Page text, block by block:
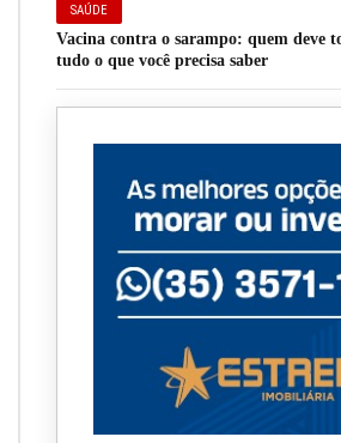
SAÚDE
Vacina contra o sarampo: quem deve
tudo o que você precisa saber